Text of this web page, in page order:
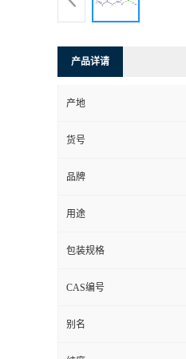
产品详请
产地
货号
品牌
用途
包装规格
CAS编号
别名